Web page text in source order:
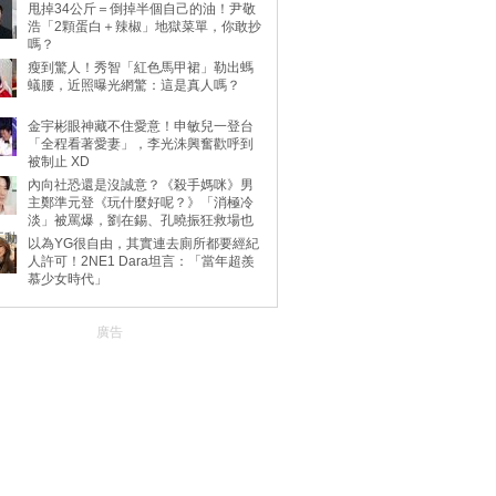
甩掉34公斤＝倒掉半個自己的油！尹敬
浩「2顆蛋白＋辣椒」地獄菜單，你敢抄
嗎？
瘦到驚人！秀智「紅色馬甲裙」勒出螞
蟻腰，近照曝光網驚：這是真人嗎？
金宇彬眼神藏不住愛意！申敏兒一登台
「全程看著愛妻」，李光洙興奮歡呼到
被制止 XD
內向社恐還是沒誠意？《殺手媽咪》男
主鄭準元登《玩什麼好呢？》「消極冷
淡」被罵爆，劉在錫、孔曉振狂救場也
動
以為YG很自由，其實連去廁所都要經紀
人許可！2NE1 Dara坦言：「當年超羨
慕少女時代」
廣告